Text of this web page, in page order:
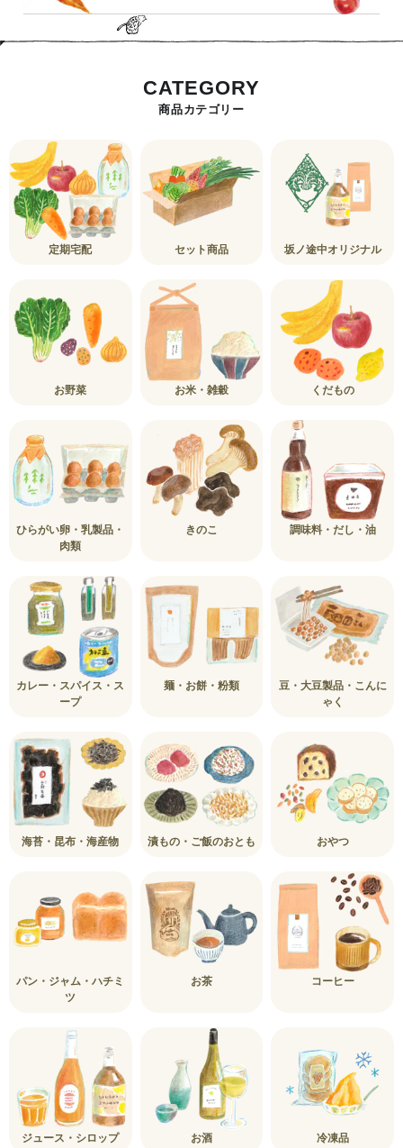
CATEGORY
商品カテゴリー
定期宅配 セット商品 坂ノ途中オリジナル
お野菜 お米・雑穀 くだもの
ひらがい卵・乳製品・
肉類
きのこ 調味料・だし・油
カレー・スパイス・ス
ープ
麺・お餅・粉類
豆・大豆製品・こんに
ゃく
海苔・昆布・海産物 漬もの・ご飯のおとも おやつ
パン・ジャム・ハチミ
ツ
お茶 コーヒー
ジュース・シロップ お酒 冷凍品